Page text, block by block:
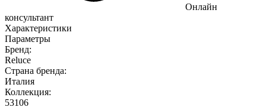
Онлайн
консультант
Характеристики
Параметры
Бренд:
Reluce
Страна бренда:
Италия
Коллекция:
53106